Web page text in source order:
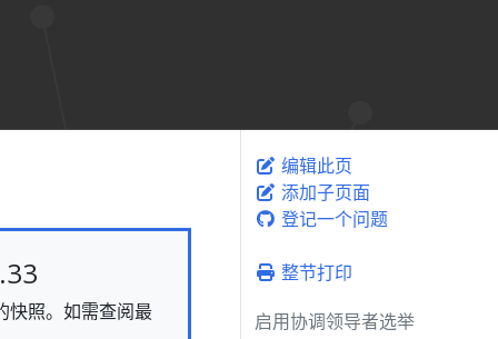
快照。如需查阅最
编辑此页
添加子页面
登记一个问题
整节打印
启用协调领导者选举